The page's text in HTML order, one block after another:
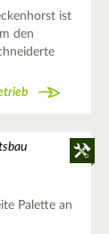
ist
den
Palette an